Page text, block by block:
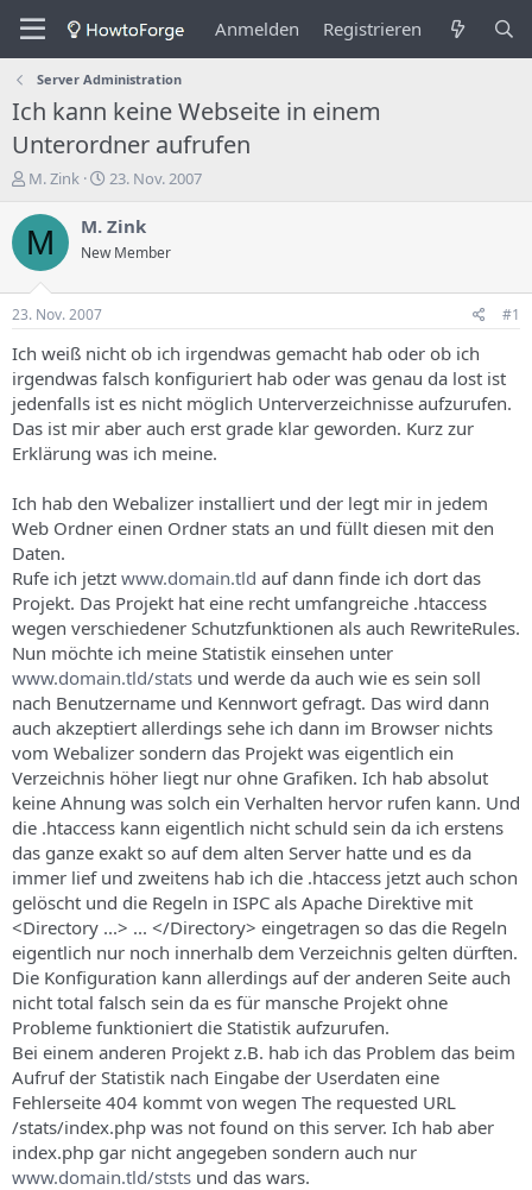
Anmelden Registrieren
Server Administration
Ich kann keine Webseite in einem
Unterordner aufrufen
E
s
t
e
e
r
e
s
T
h
m
a
s
M. Zink
E
s
e
n
g
s
d
a
t
m
23. Nov. 2007
M M. Zink
New Member
23. Nov. 2007 #1
Ich weiß nicht ob ich irgendwas gemacht hab oder ob ich
irgendwas falsch konfiguriert hab oder was genau da lost ist
jedenfalls ist es nicht möglich Unterverzeichnisse aufzurufen.
Das ist mir aber auch erst grade klar geworden. Kurz zur
Erklärung was ich meine.
Ich hab den Webalizer installiert und der legt mir in jedem
Web Ordner einen Ordner stats an und füllt diesen mit den
Daten.
Rufe ich jetzt www.domain.tld auf dann finde ich dort das
Projekt. Das Projekt hat eine recht umfangreiche .htaccess
wegen verschiedener Schutzfunktionen als auch RewriteRules.
Nun möchte ich meine Statistik einsehen unter
www.domain.tld/stats und werde da auch wie es sein soll
nach Benutzername und Kennwort gefragt. Das wird dann
auch akzeptiert allerdings sehe ich dann im Browser nichts
vom Webalizer sondern das Projekt was eigentlich ein
Verzeichnis höher liegt nur ohne Grafiken. Ich hab absolut
keine Ahnung was solch ein Verhalten hervor rufen kann. Und
die .htaccess kann eigentlich nicht schuld sein da ich erstens
das ganze exakt so auf dem alten Server hatte und es da
immer lief und zweitens hab ich die .htaccess jetzt auch schon
gelöscht und die Regeln in ISPC als Apache Direktive mit
<Directory ...> ... </Directory> eingetragen so das die Regeln
eigentlich nur noch innerhalb dem Verzeichnis gelten dürften.
Die Konfiguration kann allerdings auf der anderen Seite auch
nicht total falsch sein da es für mansche Projekt ohne
Probleme funktioniert die Statistik aufzurufen.
Bei einem anderen Projekt z.B. hab ich das Problem das beim
Aufruf der Statistik nach Eingabe der Userdaten eine
Fehlerseite 404 kommt von wegen The requested URL
/stats/index.php was not found on this server. Ich hab aber
index.php gar nicht angegeben sondern auch nur
www.domain.tld/ststs und das wars.